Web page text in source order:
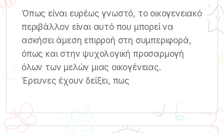
Όπως είναι ευρέως γνωστό, το οικογενειακό
περιβάλλον είναι αυτό που μπορεί να
ασκήσει άμεση επιρροή στη συμπεριφορά,
όπως και στην ψυχολογική προσαρμογή
όλων των μελών μιας οικογένειας.
Έρευνες έχουν δείξει, πως